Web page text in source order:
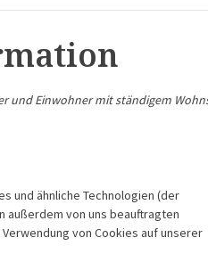
und Einwohner mit ständigem
und ähnliche Technologien (der
außerdem von uns beauftragten
von Cookies auf unserer